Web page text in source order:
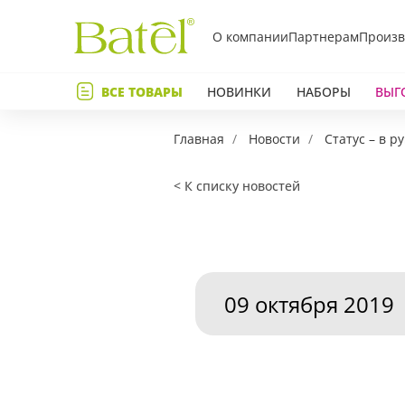
О компанииПартнерамТелефон
ВСЕ ТОВАРЫ НОВИНКИ НАБОРЫ
Главная Новости Статус – в
< К списку новостей
09 октября 2019